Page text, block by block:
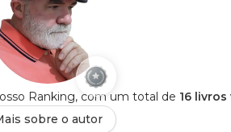
Ranking, com um total de 16
sobre o autor